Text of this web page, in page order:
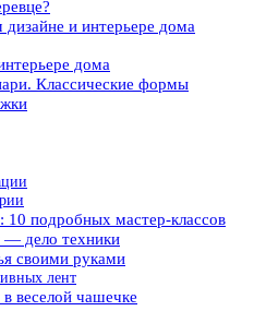
и интерьере дома
дома
Классические формы
подробных мастер-классов
— дело техники
своими руками
лент
веселой чашечке